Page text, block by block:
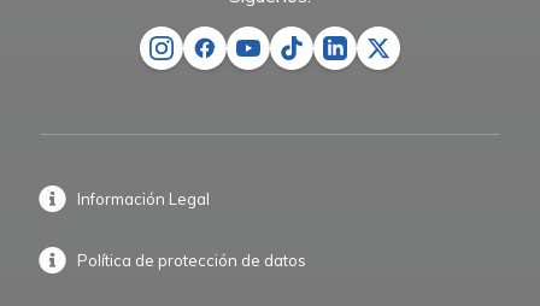
Información Legal
Política de protección de datos